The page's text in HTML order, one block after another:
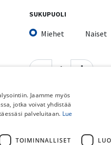
SUKUPUOLI
Miehet Naiset
Lisää ostoskoriin
Lisää toivelistalle
Jaamme myös
jotka voivat yhdistää
palveluitaan. Lue
TOIMINNALLISET